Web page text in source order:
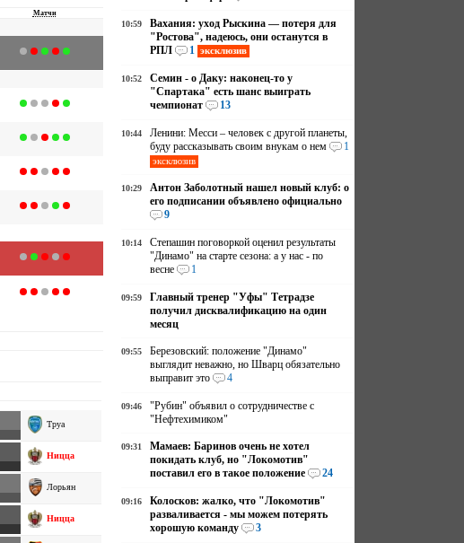
Матчи
Труа
Ницца
Лорьян
Ницца
10:59
Вахания: уход Рыскина — потеря для
"Ростова", надеюсь, они останутся в
РПЛ
1 эксклюзив
10:52
Семин - о Даку: наконец-то у
"Спартака" есть шанс выиграть
чемпионат
13
10:44
Ленини: Месси – человек с другой планеты,
буду рассказывать своим внукам о нем
1
эксклюзив
10:29
Антон Заболотный нашел новый клуб: о
его подписании объявлено официально
9
10:14
Степашин поговоркой оценил результаты
"Динамо" на старте сезона: а у нас - по
весне
1
09:59
Главный тренер "Уфы" Тетрадзе
получил дисквалификацию на один
месяц
09:55
Березовский: положение "Динамо"
выглядит неважно, но Шварц обязательно
выправит это
4
09:46
"Рубин" объявил о сотрудничестве с
"Нефтехимиком"
09:31
Мамаев: Баринов очень не хотел
покидать клуб, но "Локомотив"
поставил его в такое положение
24
09:16
Колосков: жалко, что "Локомотив"
разваливается - мы можем потерять
хорошую команду
3